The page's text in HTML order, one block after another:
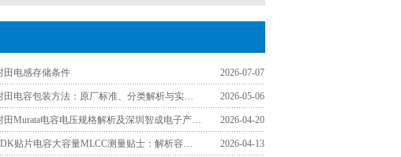
田电感存储条件 2026-07-07
村田电容包装方法：原厂标准、分类解析与实操注意事项 2026-05-06
村田Murata电容电压规格解析及深圳智成电子产品供应 2026-04-20
TDK贴片电容大容量MLCC测量贴士：解析容量测量值偏小的核心原因 2026-04-13